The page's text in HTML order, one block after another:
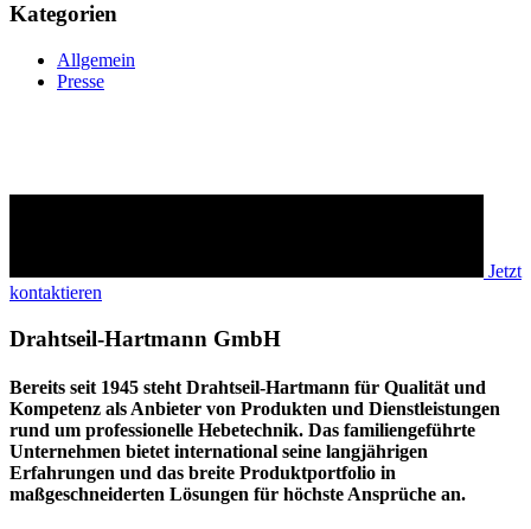
Kategorien
Allgemein
Presse
Jetzt
kontaktieren
Drahtseil-Hartmann GmbH
Bereits seit 1945 steht Drahtseil-Hartmann für Qualität und
Kompetenz als Anbieter von Produkten und Dienstleistungen
rund um professionelle Hebetechnik. Das familiengeführte
Unternehmen bietet international seine langjährigen
Erfahrungen und das breite Produktportfolio in
maßgeschneiderten Lösungen für höchste Ansprüche an.